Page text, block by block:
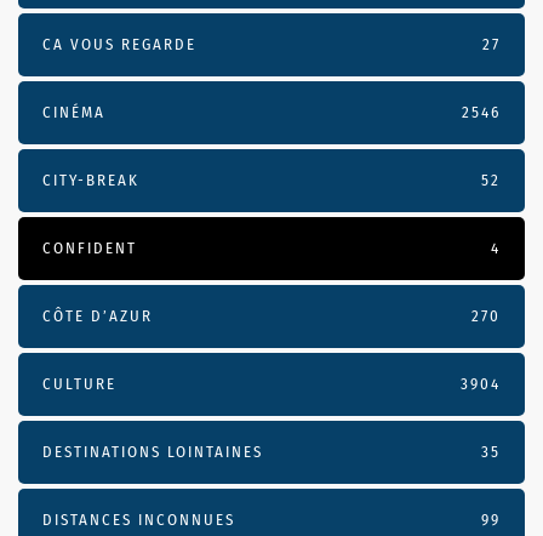
CA VOUS REGARDE 27
CINÉMA 2546
CITY-BREAK 52
CONFIDENT 4
CÔTE D’AZUR 270
CULTURE 3904
DESTINATIONS LOINTAINES 35
DISTANCES INCONNUES 99